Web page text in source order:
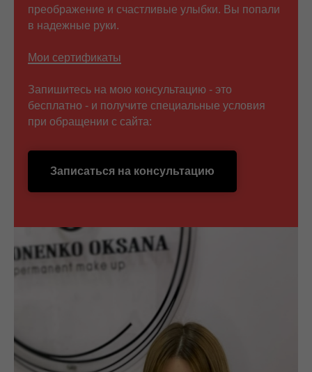
преображение и счастливые улыбки. Вы попали
в надежные руки.
Мои сертификаты
Запишитесь на мою консультацию - это
бесплатно - и получите специальные условия
при обращении с сайта:
Записаться на консультацию